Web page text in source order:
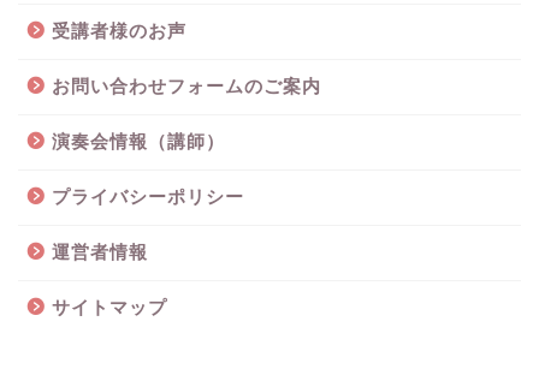
受講者様のお声
お問い合わせフォームのご案内
演奏会情報（講師）
プライバシーポリシー
運営者情報
サイトマップ